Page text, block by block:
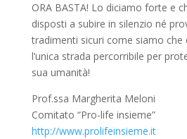
ORA BASTA! Lo diciamo forte e
disposti a subire in silenzio né
tradimenti sicuri come siamo che
l’unica strada percorribile per
sua umanità!
Prof.ssa Margherita Meloni
Comitato “Pro-life insieme”
http://www.prolifeinsieme.it